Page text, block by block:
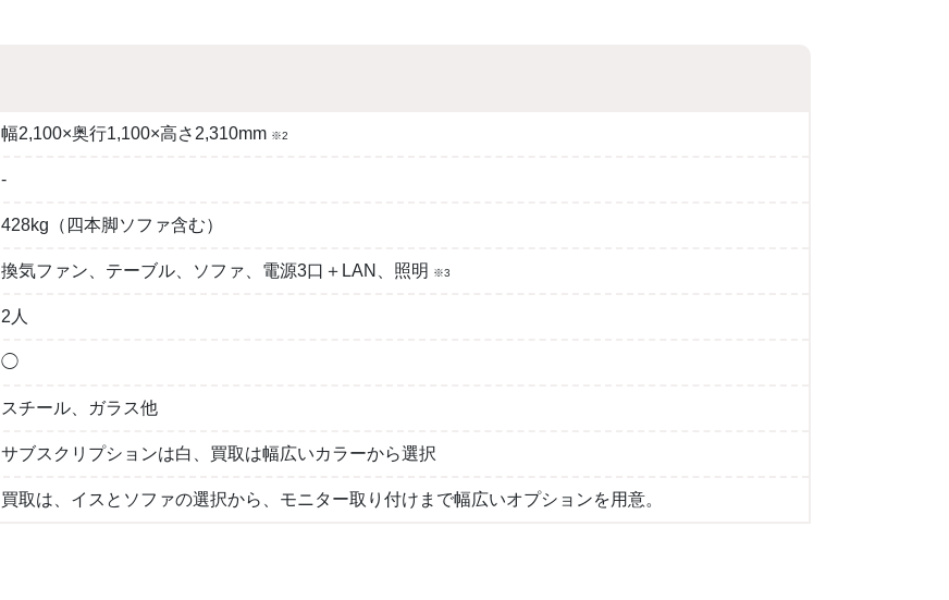
幅2,100×奥行1,100×高さ2,310mm ※2
-
428kg（四本脚ソファ含む）
換気ファン、テーブル、ソファ、電源3口＋LAN、照明 ※3
2人
◯
スチール、ガラス他
サブスクリプションは白、買取は幅広いカラーから選択
買取は、イスとソファの選択から、モニター取り付けまで幅広いオプションを用意。